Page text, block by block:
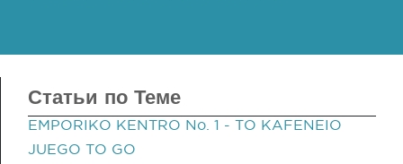
Статьи по Теме
EMPORIKO KENTRO No. 1 - TO KAFENEIO
JUEGO TO GO